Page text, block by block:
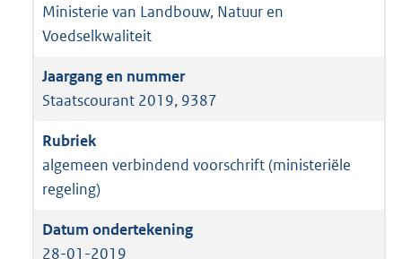
Ministerie van Landbouw, Natuur en
Voedselkwaliteit
Staatscourant 2019, 9387
algemeen verbindend voorschrift (ministeriële
regeling)
28-01-2019